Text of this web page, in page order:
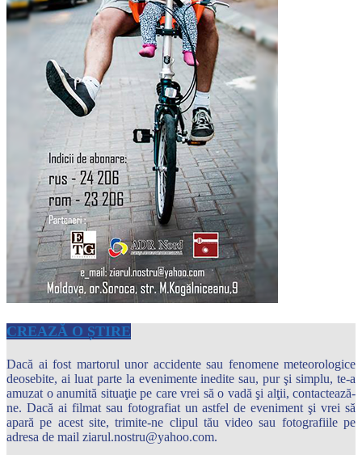
CREAZĂ O ȘTIRE
Dacă ai fost martorul unor accidente sau fenomene meteorologice
deosebite, ai luat parte la evenimente inedite sau, pur şi simplu, te-a
amuzat o anumită situaţie pe care vrei să o vadă şi alţii, contactează-
ne. Dacă ai filmat sau fotografiat un astfel de eveniment şi vrei să
apară pe acest site, trimite-ne clipul tău video sau fotografiile pe
adresa de mail ziarul.nostru@yahoo.com.